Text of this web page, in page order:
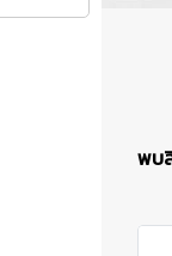
พบ